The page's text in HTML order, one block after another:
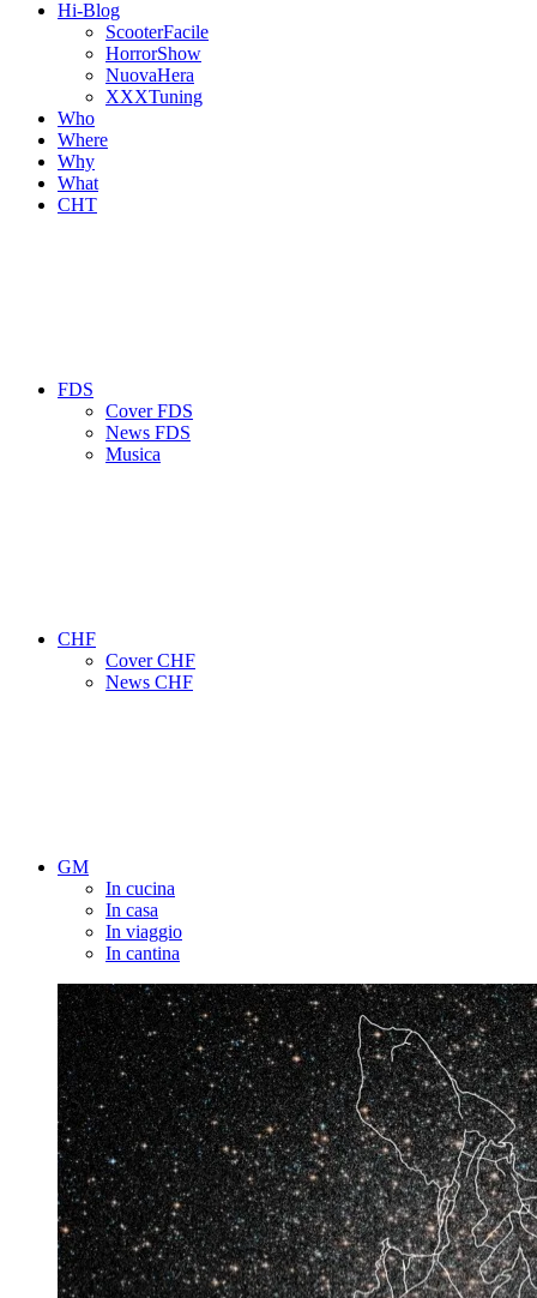
Hi-Blog
ScooterFacile
HorrorShow
NuovaHera
XXXTuning
Who
Where
Why
What
CHT
FDS
Cover FDS
News FDS
Musica
CHF
Cover CHF
News CHF
GM
In cucina
In casa
In viaggio
In cantina